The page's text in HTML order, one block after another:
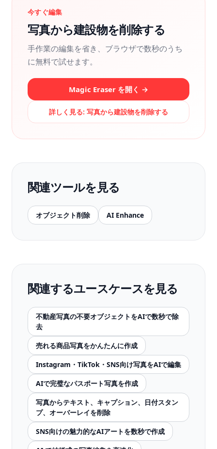
今すぐ編集
写真から建設物を削除する
手作業の編集を省き、ブラウザで数秒のうち
に無料で試せます。
Magic Eraser を開く →
詳しく見る: 写真から建設物を削除する
関連ツールを見る
オブジェクト削除 AI Enhance
関連するユースケースを見る
不動産写真の不要オブジェクトをAIで数秒で除
去
売れる商品写真をかんたんに作成
Instagram・TikTok・SNS向け写真をAIで編集
AIで完璧なパスポート写真を作成
写真からテキスト、キャプション、日付スタン
プ、オーバーレイを削除
SNS向けの魅力的なAIアートを数秒で作成